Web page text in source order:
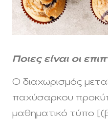
Ποιες είναι οι
Ο διαχωρισμός
παχύσαρκου
μαθηματικό τύπο